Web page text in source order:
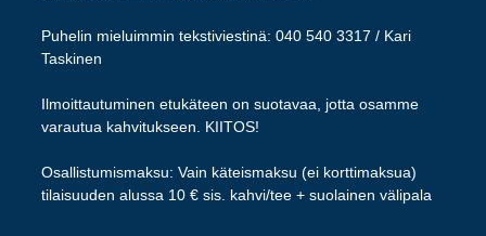
Puhelin mieluimmin tekstiviestinä: 040 540 3317 / Kari
Taskinen
Ilmoittautuminen etukäteen on suotavaa, jotta osamme
varautua kahvitukseen. KIITOS!
Osallistumismaksu: Vain käteismaksu (ei korttimaksua)
tilaisuuden alussa 10 € sis. kahvi/tee + suolainen välipala